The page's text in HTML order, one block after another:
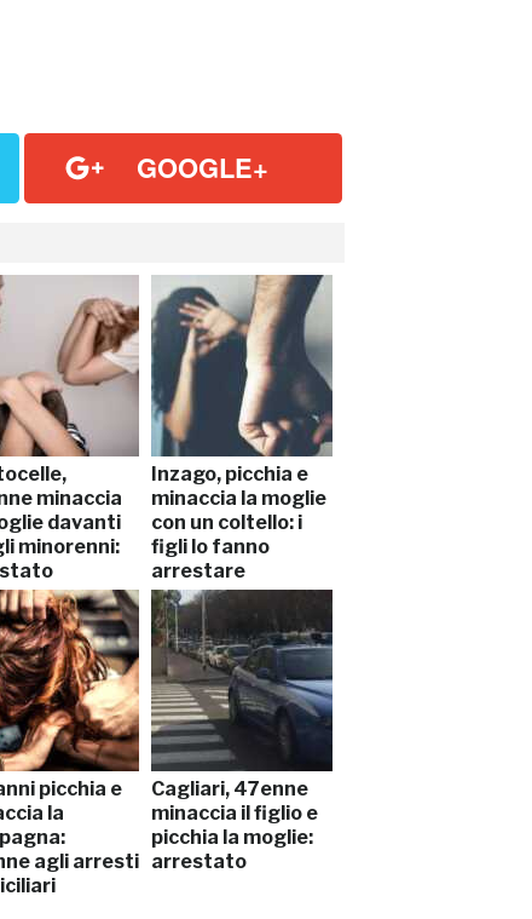
GOOGLE+
minaccia
davanti
minorenni:
Inzago, picchia e
minaccia la moglie
con un coltello: i
figli lo fanno
arrestare
picchia e
la
agli arresti
Cagliari, 47enne
minaccia il figlio e
picchia la moglie:
arrestato